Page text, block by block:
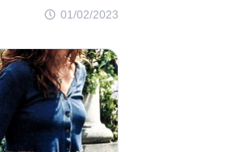
01/02/2023
de menor valor nem
look. Felizmente,
e elegante.
como usar bijuterias
boa impressão.